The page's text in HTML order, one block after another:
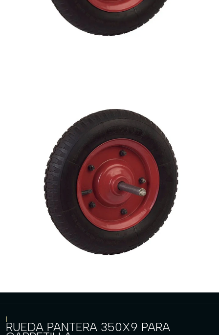
|
RUEDA PANTERA 350X9 PARA